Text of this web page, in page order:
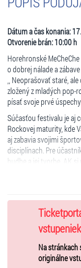
Dátum a čas konania:
Otvorenie brán: 10:00 h
Horehronské
o dobrej nálade a
,, Neoprašovať staré,
zložený z mladých pop-
písať svoje prvé úspechy.
Súčasťou festivalu je aj
Rockovej maturity, kde
aj zabavia svojimi
disciplínach. Pre
hudbe a jej tvorbe. AK
Transilvánia orchestra /
KUPEC, SENDWITCH
prvkami alebo
Ostatný účinkujúci
dotvárajú atmosféru a
HOLES, ASENTH,
vstupeniek
Na
originálne